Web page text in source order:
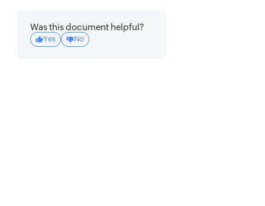
Was this document helpful?
Yes No